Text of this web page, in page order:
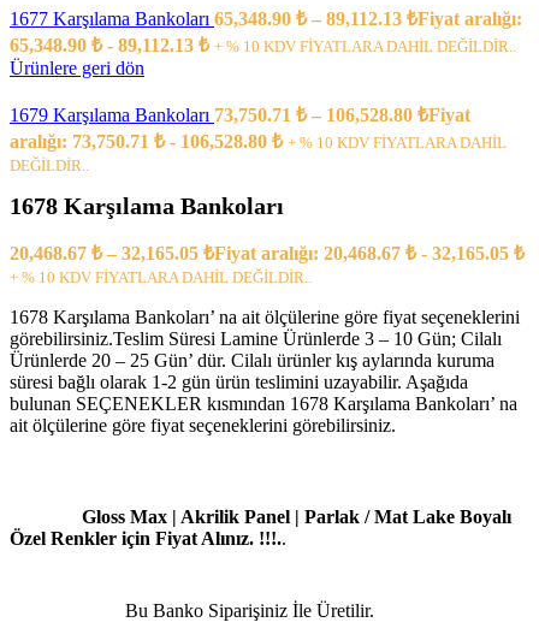
1677 Karşılama Bankoları 65,348.90 ₺ – 89,112.13 ₺Fiyat aralığı:
65,348.90 ₺ - 89,112.13 ₺ + % 10 KDV FİYATLARA DAHİL DEĞİLDİR..
Ürünlere geri dön
1679 Karşılama Bankoları 73,750.71 ₺ – 106,528.80 ₺Fiyat
aralığı: 73,750.71 ₺ - 106,528.80 ₺ + % 10 KDV FİYATLARA DAHİL
DEĞİLDİR..
1678 Karşılama Bankoları
20,468.67 ₺ – 32,165.05 ₺Fiyat aralığı: 20,468.67 ₺ - 32,165.05 ₺
+ % 10 KDV FİYATLARA DAHİL DEĞİLDİR..
1678 Karşılama Bankoları’ na ait ölçülerine göre fiyat seçeneklerini
görebilirsiniz.Teslim Süresi Lamine Ürünlerde 3 – 10 Gün; Cilalı
Ürünlerde 20 – 25 Gün’ dür. Cilalı ürünler kış aylarında kuruma
süresi bağlı olarak 1-2 gün ürün teslimini uzayabilir. Aşağıda
bulunan SEÇENEKLER kısmından 1678 Karşılama Bankoları’ na
ait ölçülerine göre fiyat seçeneklerini görebilirsiniz.
Gloss Max | Akrilik Panel | Parlak / Mat Lake Boyalı
Özel Renkler için Fiyat Alınız. !!!..
Bu Banko Siparişiniz İle Üretilir.